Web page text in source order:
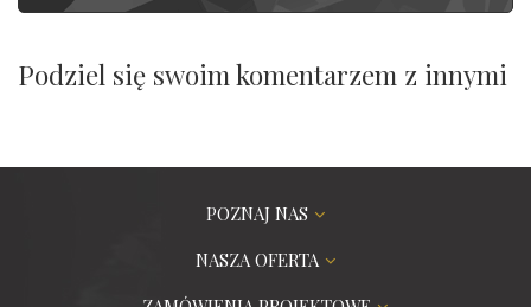
Podziel się swoim komentarzem z innymi
POZNAJ NAS
NASZA OFERTA